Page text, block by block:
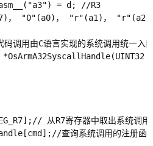
调用由C语言实现的系统调用统一入
从R7寄存器中取出系统调用
查询系统调用的注册函